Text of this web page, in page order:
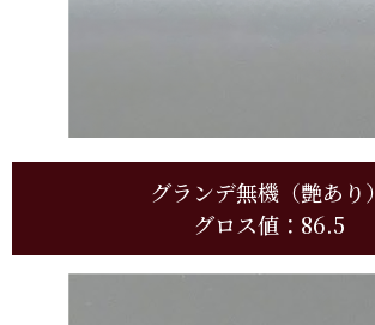
グランデ無機（艶あり）
グロス値：86.5